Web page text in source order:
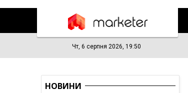
Чт, 6 серпня 2026, 19:50
НОВИНИ